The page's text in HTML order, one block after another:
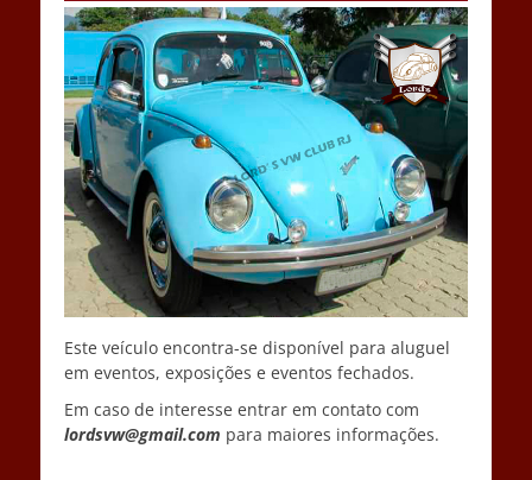
Este veículo encontra-se disponível para aluguel
em eventos, exposições e eventos fechados.
Em caso de interesse entrar em contato com
lordsvw@gmail.com para maiores informações.